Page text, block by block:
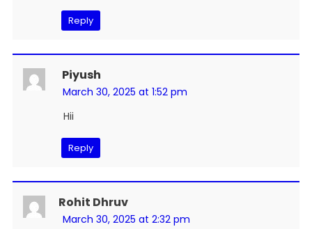
Reply
Piyush
March 30, 2025 at 1:52 pm
Hii
Reply
Rohit Dhruv
March 30, 2025 at 2:32 pm